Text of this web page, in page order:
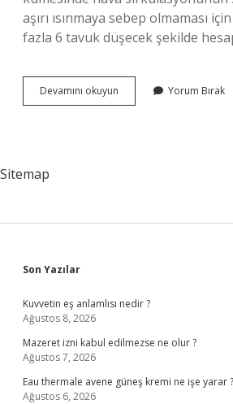
aşırı ısınmaya sebep olmaması
fazla 6 tavuk düşecek şekilde
Devamını okuyun
Tavuk
Yorum Bırak
Sitemap
Sidebar
Son Yazılar
Kuvvetin eş anlamlısı nedir ?
Ağustos 8, 2026
Mazeret izni kabul edilmezse ne olur ?
Ağustos 7, 2026
Eau thermale avene güneş kremi ne işe yarar ?
Ağustos 6, 2026